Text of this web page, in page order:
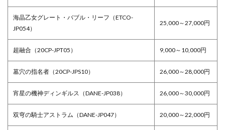
海晶乙女グレート・バブル・リーフ（ETCO-
JP054）
25,000～27,000円
超融合（20CP-JPT05） 9,000～10,000円
墓穴の指名者（20CP-JPS10） 26,000～28,000円
宵星の機神ディンギルス（DANE-JP038） 26,000～30,000円
双穹の騎士アストラム（DANE-JP047） 20,000～22,000円